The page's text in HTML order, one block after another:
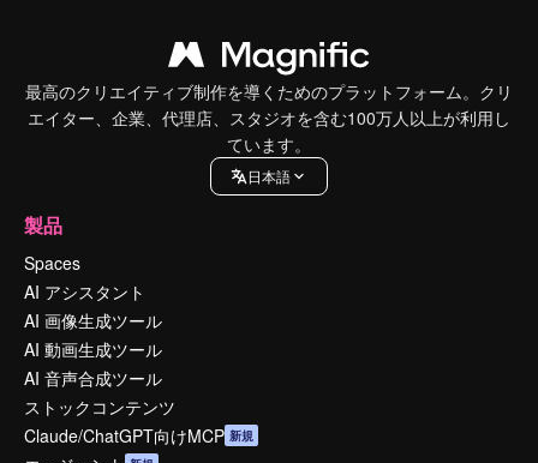
最高のクリエイティブ制作を導くためのプラットフォーム。クリ
エイター、企業、代理店、スタジオを含む100万人以上が利用し
ています。
日本語
製品
Spaces
AI アシスタント
AI 画像生成ツール
AI 動画生成ツール
AI 音声合成ツール
ストックコンテンツ
Claude/ChatGPT向けMCP 新規